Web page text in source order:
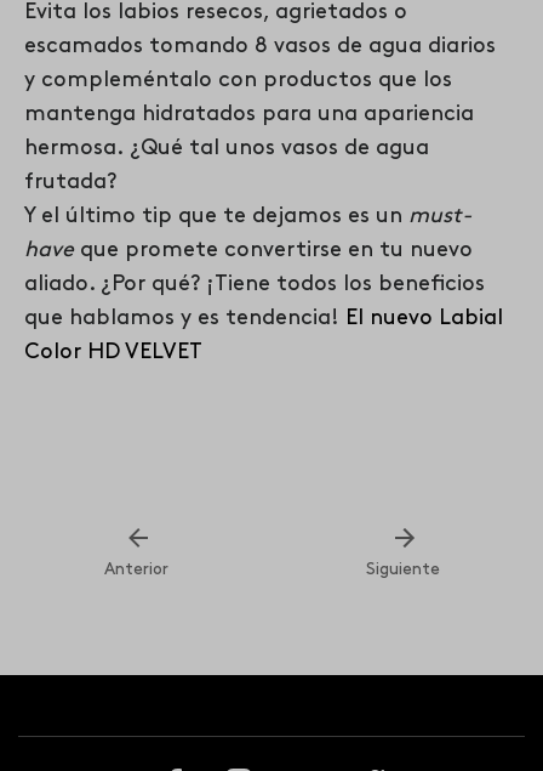
Evita los labios resecos, agrietados o
escamados tomando 8 vasos de agua diarios
y compleméntalo con productos que los
mantenga hidratados para una apariencia
hermosa. ¿Qué tal unos vasos de agua
frutada?
Y el último tip que te dejamos es un must-
haveque promete convertirse en tu nuevo
aliado. ¿Por qué? ¡Tiene todos los beneficios
que hablamos y es tendencia! El nuevo Labial
Color HD VELVET
Anterior Siguiente